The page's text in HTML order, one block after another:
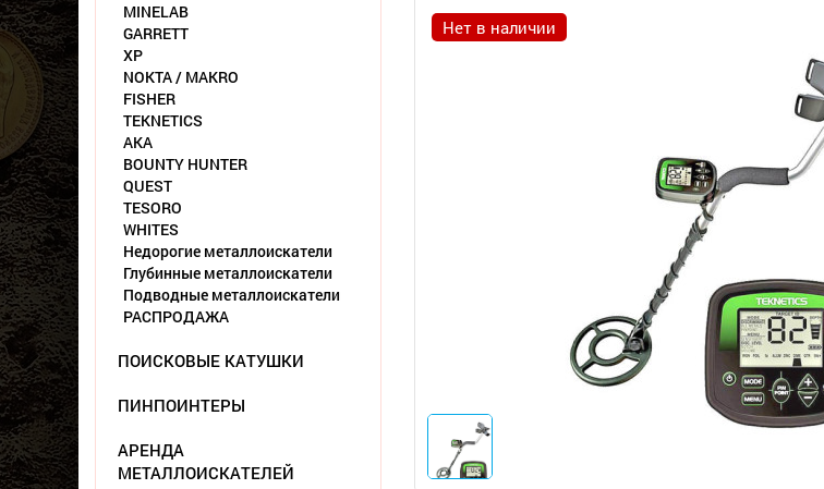
MINELAB
GARRETT
XP
NOKTA / MAKRO
FISHER
TEKNETICS
АКА
BOUNTY HUNTER
QUEST
TESORO
WHITES
Недорогие металлоискатели
Глубинные металлоискатели
Подводные металлоискатели
РАСПРОДАЖА
ПОИСКОВЫЕ КАТУШКИ
ПИНПОИНТЕРЫ
АРЕНДА
МЕТАЛЛОИСКАТЕЛЕЙ
Нет в наличии